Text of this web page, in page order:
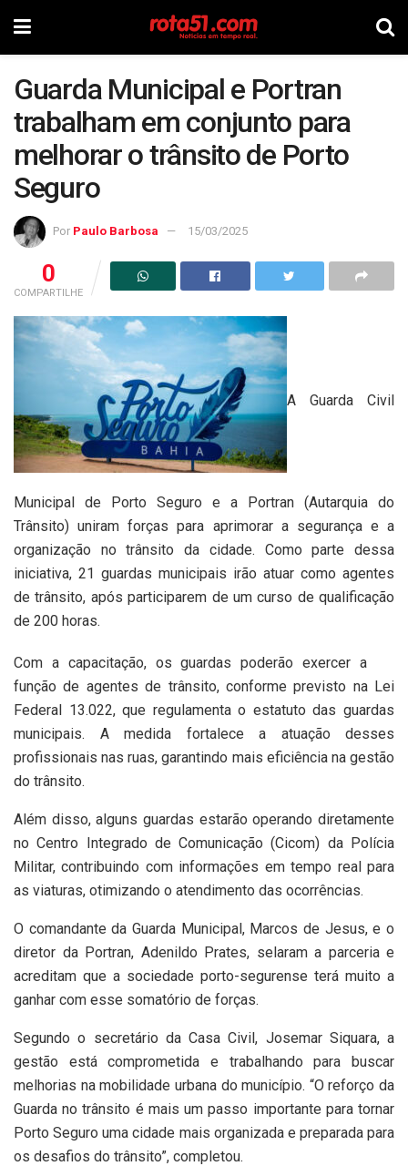
Guarda Municipal e Portran
trabalham em conjunto para
melhorar o trânsito de Porto
Seguro
Por Paulo Barbosa 15/03/2025
0
COMPARTILHE
A Guarda Civil
Municipal de Porto Seguro e a Portran (Autarquia do
Trânsito) uniram forças para aprimorar a segurança e a
organização no trânsito da cidade. Como parte dessa
iniciativa, 21 guardas municipais irão atuar como agentes
de trânsito, após participarem de um curso de qualificação
de 200 horas.
Com a capacitação, os guardas poderão exercer a
função de agentes de trânsito, conforme previsto na Lei
Federal 13.022, que regulamenta o estatuto das guardas
municipais. A medida fortalece a atuação desses
profissionais nas ruas, garantindo mais eficiência na gestão
do trânsito.
Além disso, alguns guardas estarão operando diretamente
no Centro Integrado de Comunicação (Cicom) da Polícia
Militar, contribuindo com informações em tempo real para
as viaturas, otimizando o atendimento das ocorrências.
O comandante da Guarda Municipal, Marcos de Jesus, e o
diretor da Portran, Adenildo Prates, selaram a parceria e
acreditam que a sociedade porto-segurense terá muito a
ganhar com esse somatório de forças.
Segundo o secretário da Casa Civil, Josemar Siquara, a
gestão está comprometida e trabalhando para buscar
melhorias na mobilidade urbana do município. “O reforço da
Guarda no trânsito é mais um passo importante para tornar
Porto Seguro uma cidade mais organizada e preparada para
os desafios do trânsito”, completou.